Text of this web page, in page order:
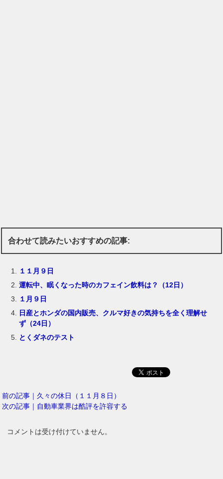
合わせて読みたいおすすめの記事:
１１月９日
運転中、眠くなった時のカフェイン飲料は？（12日）
１月９日
日産とホンダの国内販売、クルマ好きの気持ちを全く理解せ
ず（24日）
とくダネのテスト
前の記事｜久々の休日（１１月８日）
次の記事｜自動車業界は酷評を許容する
コメントは受け付けていません。